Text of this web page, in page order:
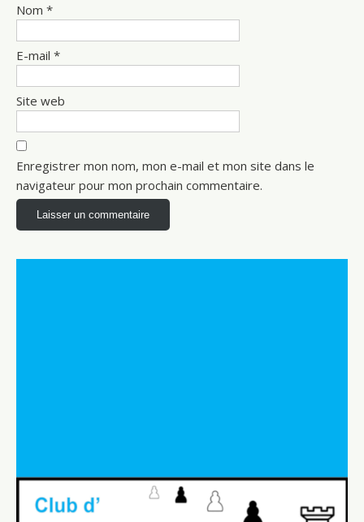
Nom *
E-mail *
Site web
Enregistrer mon nom, mon e-mail et mon site dans le
navigateur pour mon prochain commentaire.